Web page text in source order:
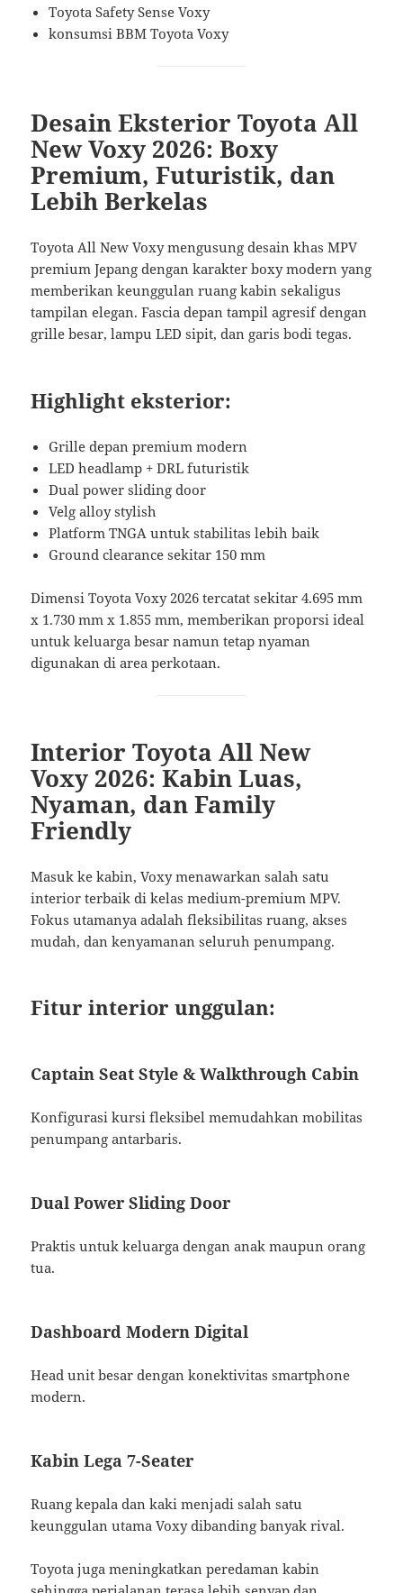
Toyota Safety Sense Voxy
konsumsi BBM Toyota Voxy
Desain Eksterior Toyota All
New Voxy 2026: Boxy
Premium, Futuristik, dan
Lebih Berkelas
Toyota All New Voxy mengusung desain khas MPV
premium Jepang dengan karakter boxy modern yang
memberikan keunggulan ruang kabin sekaligus
tampilan elegan. Fascia depan tampil agresif dengan
grille besar, lampu LED sipit, dan garis bodi tegas.
Highlight eksterior:
Grille depan premium modern
LED headlamp + DRL futuristik
Dual power sliding door
Velg alloy stylish
Platform TNGA untuk stabilitas lebih baik
Ground clearance sekitar 150 mm
Dimensi Toyota Voxy 2026 tercatat sekitar 4.695 mm
x 1.730 mm x 1.855 mm, memberikan proporsi ideal
untuk keluarga besar namun tetap nyaman
digunakan di area perkotaan.
Interior Toyota All New
Voxy 2026: Kabin Luas,
Nyaman, dan Family
Friendly
Masuk ke kabin, Voxy menawarkan salah satu
interior terbaik di kelas medium-premium MPV.
Fokus utamanya adalah fleksibilitas ruang, akses
mudah, dan kenyamanan seluruh penumpang.
Fitur interior unggulan:
Captain Seat Style & Walkthrough Cabin
Konfigurasi kursi fleksibel memudahkan mobilitas
penumpang antarbaris.
Dual Power Sliding Door
Praktis untuk keluarga dengan anak maupun orang
tua.
Dashboard Modern Digital
Head unit besar dengan konektivitas smartphone
modern.
Kabin Lega 7-Seater
Ruang kepala dan kaki menjadi salah satu
keunggulan utama Voxy dibanding banyak rival.
Toyota juga meningkatkan peredaman kabin